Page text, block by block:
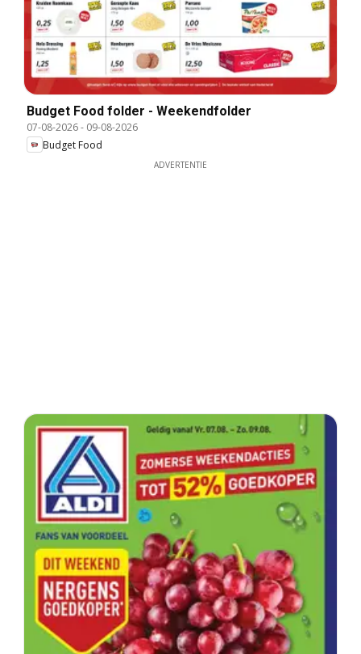
Budget Food folder - Weekendfolder
07-08-2026- 09-08-2026
Budget Food
ADVERTENTIE